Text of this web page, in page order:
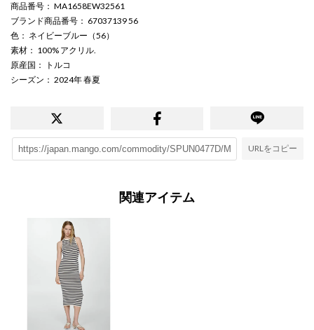
商品番号 ： MA1658EW32561
ブランド商品番号 ： 67037139 56
色 ： ネイビーブルー（56）
素材 ： 100% アクリル.
原産国 ： トルコ
シーズン ： 2024年 春夏
URLをコピー
関連アイテム